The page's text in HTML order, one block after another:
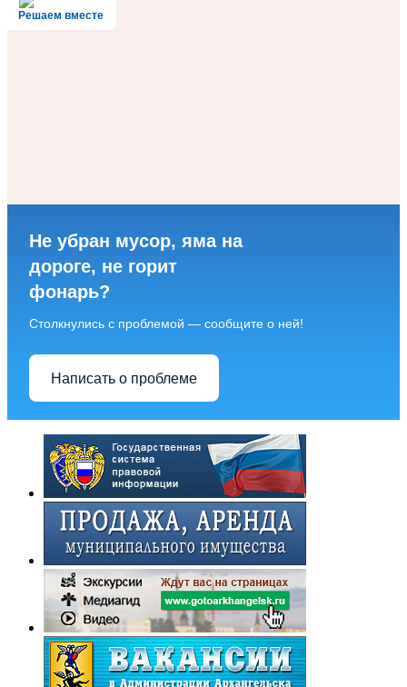
Решаем вместе
Не убран мусор, яма на
дороге, не горит
фонарь?
Столкнулись с проблемой — сообщите о ней!
Написать о проблеме